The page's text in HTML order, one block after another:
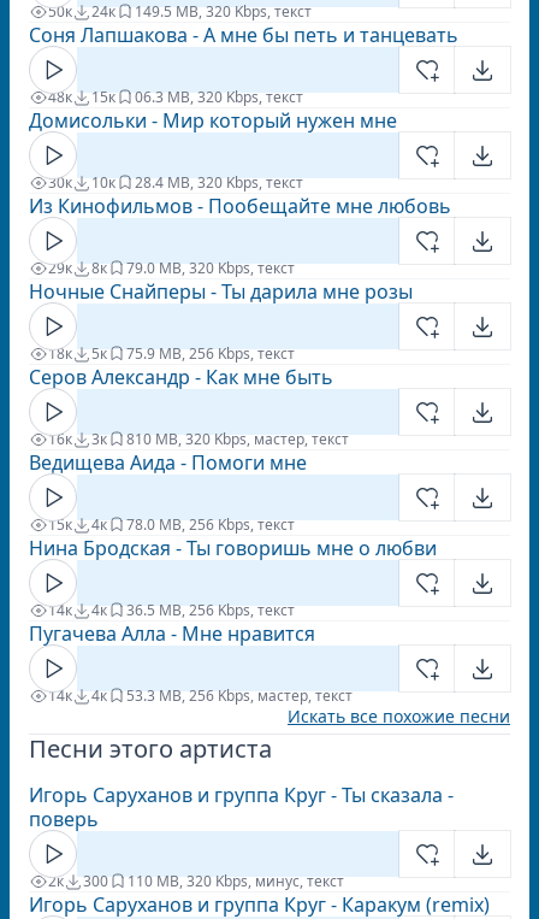
50к 24к 149.5 MB, 320 Kbps, текст
Соня Лапшакова - А мне бы петь и танцевать
48к 15к 06.3 MB, 320 Kbps, текст
Домисольки - Мир который нужен мне
30к 10к 28.4 MB, 320 Kbps, текст
Из Кинофильмов - Пообещайте мне любовь
29к 8к 79.0 MB, 320 Kbps, текст
Ночные Снайперы - Ты дарила мне розы
18к 5к 75.9 MB, 256 Kbps, текст
Серов Александр - Как мне быть
16к 3к 810 MB, 320 Kbps, мастер, текст
Ведищева Аида - Помоги мне
15к 4к 78.0 MB, 256 Kbps, текст
Нина Бродская - Ты говоришь мне о любви
14к 4к 36.5 MB, 256 Kbps, текст
Пугачева Алла - Мне нравится
14к 4к 53.3 MB, 256 Kbps, мастер, текст
Искать все похожие песни
Песни этого артиста
Игорь Саруханов и группа Круг - Ты сказала -
поверь
2к 300 110 MB, 320 Kbps, минус, текст
Игорь Саруханов и группа Круг - Каракум (remix)